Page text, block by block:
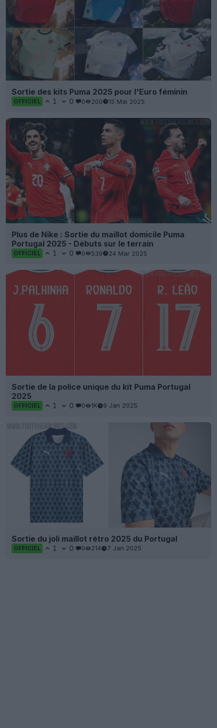
Sortie des kits Puma 2025 pour l'Euro féminin
OFFICIEL 1 0 0 200 15 Mai 2025
Plus de Nike : Sortie du maillot domicile Puma
Portugal 2025 - Débuts sur le terrain
OFFICIEL 1 0 0 539 24 Mar 2025
Sortie de la police unique du kit Puma Portugal
2025
OFFICIEL 1 0 0 1K 9 Jan 2025
Sortie du joli maillot rétro 2025 du Portugal
OFFICIEL 1 0 0 214 7 Jan 2025